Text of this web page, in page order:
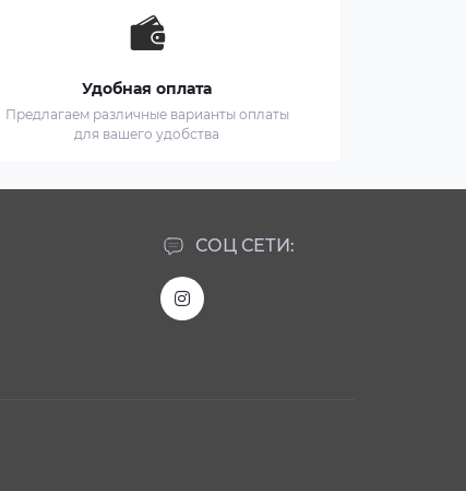
Удобная оплата
Предлагаем различные варианты оплаты
для вашего удобства
СОЦ СЕТИ: